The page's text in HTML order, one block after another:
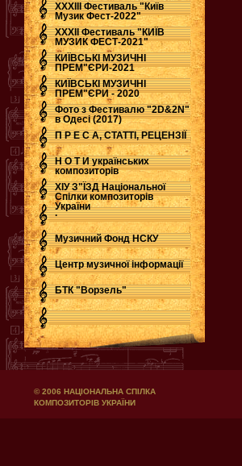
ХХХІІІ Фестиваль "Київ
Музик Фест-2022"
ХХХІІ Фестиваль "КИЇВ
МУЗИК ФЕСТ-2021"
КИЇВСЬКІ МУЗИЧНІ
ПРЕМ"ЄРИ-2021
КИЇВСЬКІ МУЗИЧНІ
ПРЕМ"ЄРИ - 2020
Фото з Фестивалю "2D&2N"
в Одесі (2017)
П Р Е С А, СТАТТІ, РЕЦЕНЗІЇ
Н О Т И українських
композиторів
ХІУ З"ЇЗД Національної
Спілки композиторів
України
.
Музичний Фонд НСКУ
Центр музичної інформації
БТК "Ворзель"
© 2006 НАЦІОНАЛЬНА СПІЛКА
КОМПОЗИТОРІВ УКРАЇНИ